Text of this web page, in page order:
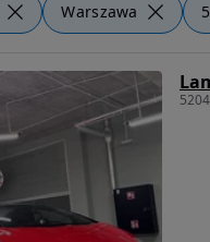
Warszawa